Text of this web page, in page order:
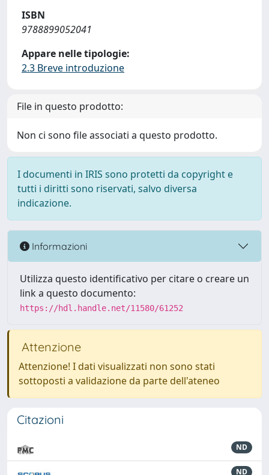
ISBN
9788899052041
Appare nelle tipologie:
2.3 Breve introduzione
File in questo prodotto:
Non ci sono file associati a questo prodotto.
I documenti in IRIS sono protetti da copyright e
tutti i diritti sono riservati, salvo diversa
indicazione.
Informazioni
Utilizza questo identificativo per citare o creare un
link a questo documento:
https://hdl.handle.net/11580/61252
Attenzione
Attenzione! I dati visualizzati non sono stati
sottoposti a validazione da parte dell'ateneo
Citazioni
ND
ND